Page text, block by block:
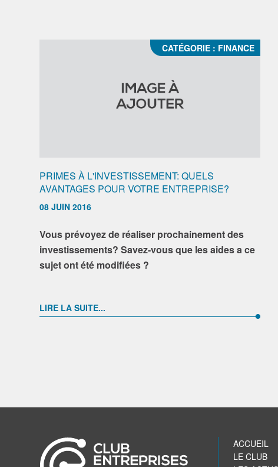
PRIMES À L'INVESTISSEMENT: QUELS
AVANTAGES POUR VOTRE ENTREPRISE?
08 JUIN 2016
Vous prévoyez de réaliser prochainement des
investissements? Savez-vous que les aides a ce
sujet ont été modifiées ?
CATÉGORIE : FINANCE
LIRE LA SUITE...
ACCUEIL
LE CLUB